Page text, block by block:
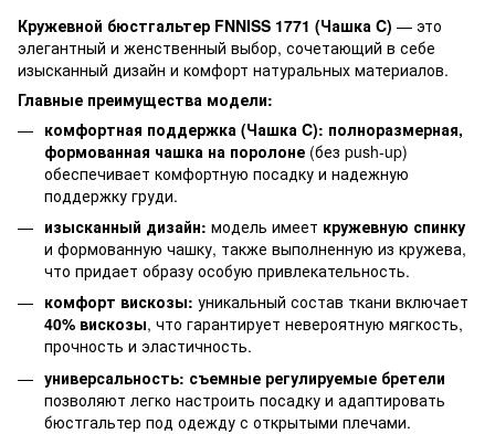
Кружевной бюстгальтер FNNISS 1771 (Чашка C) — это
элегантный и женственный выбор, сочетающий в себе
изысканный дизайн и комфорт натуральных материалов.
Главные преимущества модели:
комфортная поддержка (Чашка C): полноразмерная,
формованная чашка на поролоне (без push-up)
обеспечивает комфортную посадку и надежную
поддержку груди.
изысканный дизайн: модель имеет кружевную спинку
и формованную чашку, также выполненную из кружева,
что придает образу особую привлекательность.
комфорт вискозы: уникальный состав ткани включает
40% вискозы, что гарантирует невероятную мягкость,
прочность и эластичность.
универсальность: съемные регулируемые бретели
позволяют легко настроить посадку и адаптировать
бюстгальтер под одежду с открытыми плечами.